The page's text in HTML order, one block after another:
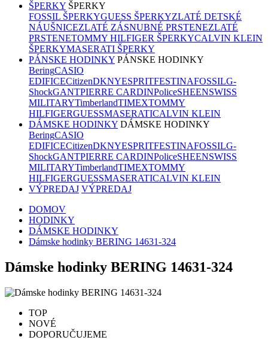
ŠPERKY ŠPERKY
FOSSIL ŠPERKYGUESS ŠPERKYZLATÉ DETSKÉ
NÁUŠNICEZLATÉ ZÁSNUBNÉ PRSTENEZLATÉ
PRSTENETOMMY HILFIGER ŠPERKYCALVIN KLEIN
ŠPERKYMASERATI ŠPERKY
PÁNSKE HODINKY PÁNSKE HODINKY
BeringCASIO
EDIFICECitizenDKNYESPRITFESTINAFOSSILG-
ShockGANTPIERRE CARDINPoliceSHEENSWISS
MILITARYTimberlandTIMEXTOMMY
HILFIGERGUESSMASERATICALVIN KLEIN
DÁMSKE HODINKY DÁMSKE HODINKY
BeringCASIO
EDIFICECitizenDKNYESPRITFESTINAFOSSILG-
ShockGANTPIERRE CARDINPoliceSHEENSWISS
MILITARYTimberlandTIMEXTOMMY
HILFIGERGUESSMASERATICALVIN KLEIN
VÝPREDAJ VÝPREDAJ
DOMOV
HODINKY
DÁMSKE HODINKY
Dámske hodinky BERING 14631-324
Dámske hodinky BERING 14631-324
TOP
NOVÉ
DOPORUČUJEME